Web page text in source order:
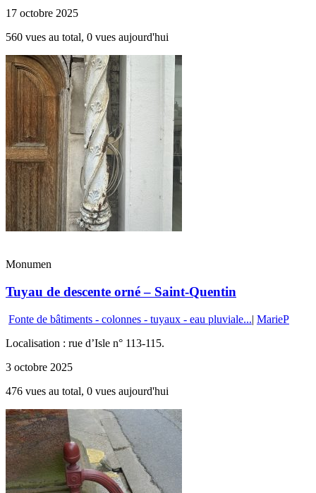
17 octobre 2025
560 vues au total, 0 vues aujourd'hui
Monumen
Tuyau de descente orné – Saint-Quentin
Fonte de bâtiments - colonnes - tuyaux - eau pluviale...| MarieP
Localisation : rue d’Isle n° 113-115.
3 octobre 2025
476 vues au total, 0 vues aujourd'hui